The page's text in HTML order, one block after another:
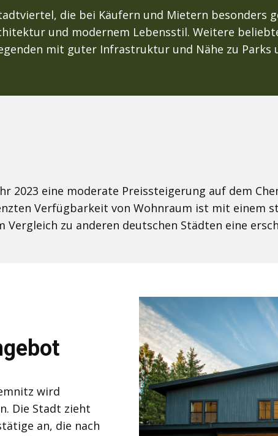
die bei Käufern und Mietern besonders
und modernem Lebensstil. Weitere
mit guter Infrastruktur und Nähe zu Parks
2023 eine moderate Preissteigerung auf dem
Verfügbarkeit von Wohnraum ist mit einem
Vergleich zu anderen deutschen Städten eine
wird
Die Stadt zieht
an, die nach